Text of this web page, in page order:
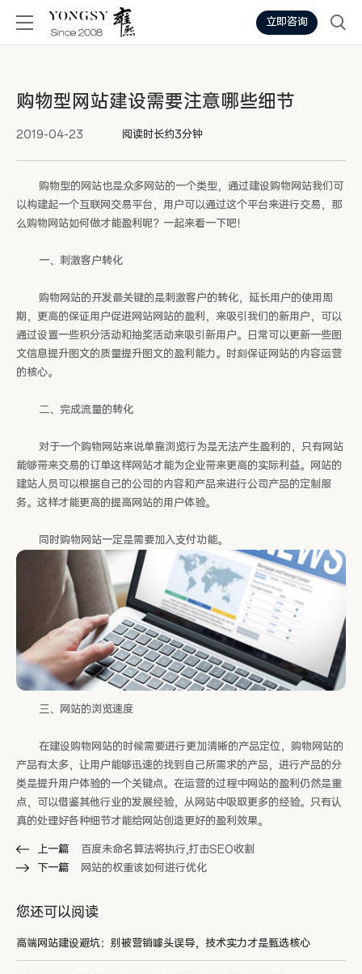
立即咨询
购物型网站建设需要注意哪些细节
2019-04-23 阅读时长约3分钟
购物型的网站也是众多网站的一个类型，通过建设购物网站我们可
以构建起一个互联网交易平台，用户可以通过这个平台来进行交易，那
么购物网站如何做才能盈利呢？一起来看一下吧！
一、刺激客户转化
购物网站的开发最关键的是刺激客户的转化，延长用户的使用周
期，更高的保证用户促进网站网站的盈利，来吸引我们的新用户，可以
通过设置一些积分活动和抽奖活动来吸引新用户。日常可以更新一些图
文信息提升图文的质量提升图文的盈利能力。时刻保证网站的内容运营
的核心。
二、完成流量的转化
对于一个购物网站来说单靠浏览行为是无法产生盈利的，只有网站
能够带来交易的订单这样网站才能为企业带来更高的实际利益。网站的
建站人员可以根据自己的公司的内容和产品来进行公司产品的定制服
务。这样才能更高的提高网站的用户体验。
同时购物网站一定是需要加入支付功能。
三、网站的浏览速度
在建设购物网站的时候需要进行更加清晰的产品定位，购物网站的
产品有太多，让用户能够迅速的找到自己所需求的产品，进行产品的分
类是提升用户体验的一个关键点。在运营的过程中网站的盈利仍然是重
点，可以借鉴其他行业的发展经验，从网站中吸取更多的经验。只有认
真的处理好各种细节才能给网站创造更好的盈利效果。
上一篇
百度未命名算法将执行,打击SEO收割
下一篇
网站的权重该如何进行优化
您还可以阅读
高端网站建设避坑：别被营销噱头误导，技术实力才是甄选核心